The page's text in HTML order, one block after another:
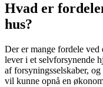
Hvad er
hus?
Der er mange fordele ved
lever i et selvforsynende
af forsyningsselskaber,
vil kunne opnå en